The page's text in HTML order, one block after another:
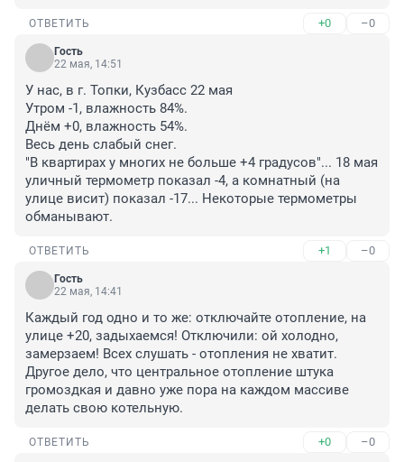
ОТВЕТИТЬ +0 –0
Гость
22 мая, 14:51
У нас, в г. Топки, Кузбасс 22 мая
Утром -1, влажность 84%.
Днём +0, влажность 54%.
Весь день слабый снег.
"В квартирах у многих не больше +4 градусов"... 18 мая
уличный термометр показал -4, а комнатный (на
улице висит) показал -17... Некоторые термометры
обманывают.
ОТВЕТИТЬ +1 –0
Гость
22 мая, 14:41
Каждый год одно и то же: отключайте отопление, на
улице +20, задыхаемся! Отключили: ой холодно,
замерзаем! Всех слушать - отопления не хватит.
Другое дело, что центральное отопление штука
громоздкая и давно уже пора на каждом массиве
делать свою котельную.
ОТВЕТИТЬ +0 –0